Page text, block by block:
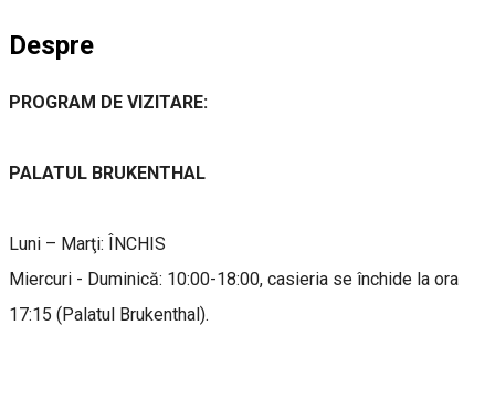
Despre
PROGRAM DE VIZITARE:
PALATUL BRUKENTHAL
Luni – Marţi: ÎNCHIS
Miercuri - Duminică: 10:00-18:00, casieria se închide la ora
17:15 (Palatul Brukenthal).